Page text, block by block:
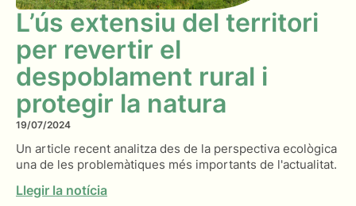
L’ús extensiu del territori
per revertir el
despoblament rural i
protegir la natura
19/07/2024
Un article recent analitza des de la perspectiva ecològica
una de les problemàtiques més importants de l'actualitat.
Llegir la notícia